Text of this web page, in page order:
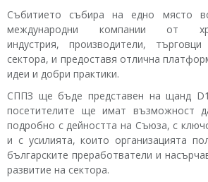
Събитието събира на едно място
международни компании от
индустрия, производители,
сектора, и предоставя отлична
идеи и добри практики.
СППЗ ще бъде представен на щанд
посетителите ще имат възможност
подробно с дейността на Съюза, с
и с усилията, които организацията
българските преработватели и
развитие на сектора.